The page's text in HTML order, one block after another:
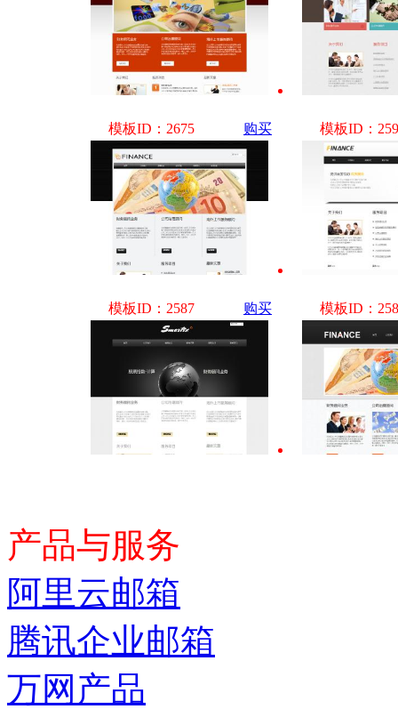
模板ID：2675 购买 模板ID：
模板ID：2587 购买 模板ID：
产品与服务
阿里云邮箱
腾讯企业邮箱
万网产品